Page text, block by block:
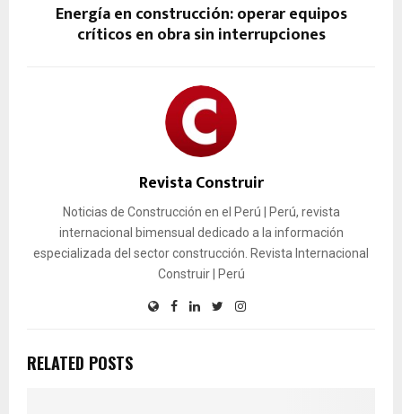
Energía en construcción: operar equipos
críticos en obra sin interrupciones
Revista Construir
Noticias de Construcción en el Perú | Perú, revista
internacional bimensual dedicado a la información
especializada del sector construcción. Revista Internacional
Construir | Perú
RELATED POSTS